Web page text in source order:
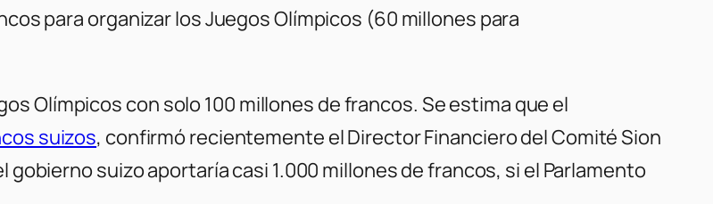
para organizar los Juegos Olímpicos (60 millones para
Olímpicos con solo 100 millones de francos. Se estima que el
suizos, confirmó recientemente el Director Financiero del Comité Sion
suizo aportaría casi 1.000 millones de francos, si el Parlamento